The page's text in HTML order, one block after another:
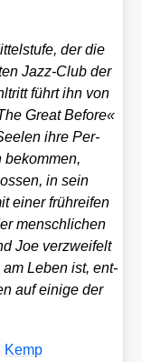
der die
Jazz-Club der
führt ihn von
Gre­at Befo­re«
ihre Per­
bekom­men,
in sein
einer früh­rei­fen
mensch­li­chen
Joe ver­zwei­felt
am Leben ist, ent­
auf eini­ge der
Kemp